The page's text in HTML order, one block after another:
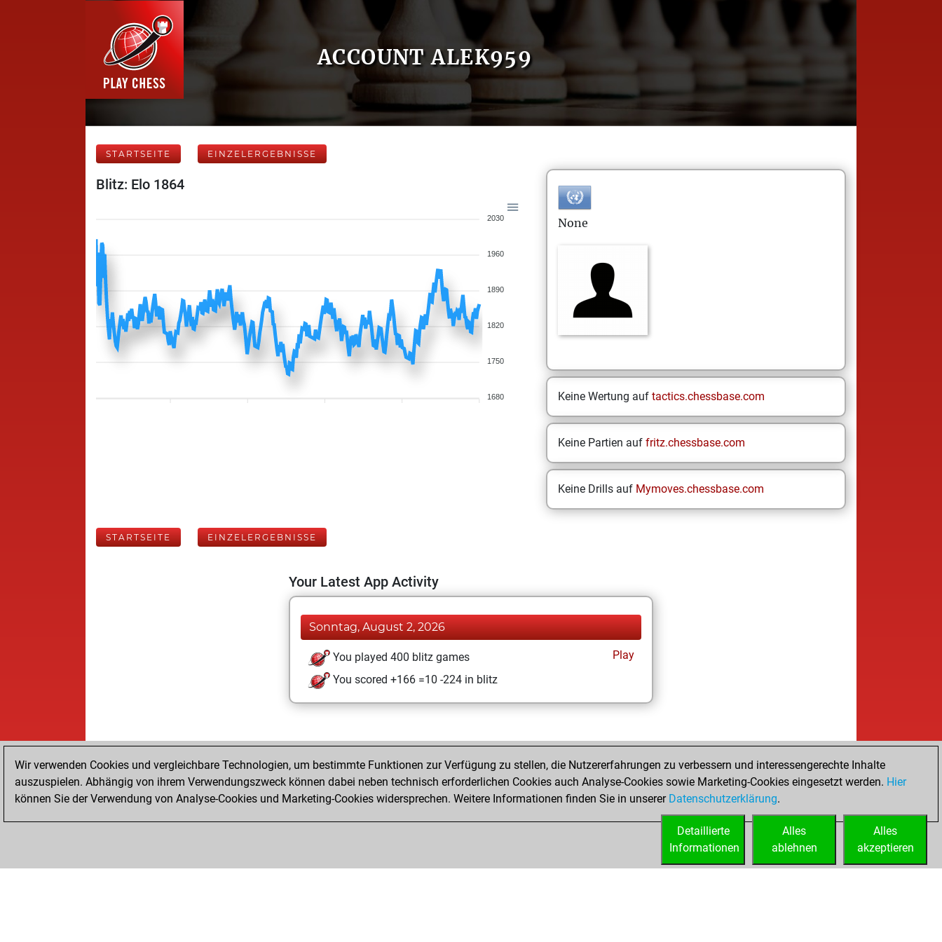
ACCOUNT ALEK959
STARTSEITE EINZELERGEBNISSE
Blitz: Elo 1864
2030
1960
1890
1820
1750
1680
None
Keine Wertung auf tactics.chessbase.com
Keine Partien auf fritz.chessbase.com
Keine Drills auf Mymoves.chessbase.com
STARTSEITE EINZELERGEBNISSE
Your Latest App Activity
Sonntag, August 2, 2026
You played 400 blitz games
Play
You scored +166 =10 -224 in blitz
Wir verwenden Cookies und vergleichbare Technologien, um bestimmte Funktionen zur Verfügung zu stellen, die Nutzererfahrungen zu verbessern und interessengerechte Inhalte
auszuspielen. Abhängig von ihrem Verwendungszweck können dabei neben technisch erforderlichen Cookies auch Analyse-Cookies sowie Marketing-Cookies eingesetzt werden. Hier
können Sie der Verwendung von Analyse-Cookies und Marketing-Cookies widersprechen. Weitere Informationen finden Sie in unserer Datenschutzerklärung.
Alles
akzeptieren
Alles
ablehnen
Detaillierte
Informationen